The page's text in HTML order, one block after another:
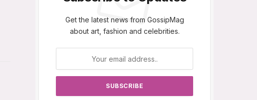
Get the latest news from GossipMag
about art, fashion and celebrities.